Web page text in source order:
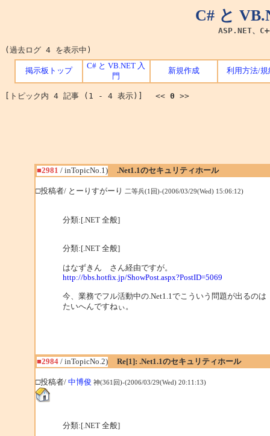
C# と
ASP.NET、
(過去ログ 4 を表示中)
掲示板トップ
C# と VB.NET 入
門
新規作成 利用方法/規
[トピック内 4 記事 (1 - 4 表示)] << 0 >>
■2981 / inTopicNo.1) .Net1.1のセキュリティホール
□投稿者/ とーりすがーり 二等兵(1回)-(2006/03/29(Wed) 15:06:12)
分類:[.NET 全般]
分類:[.NET 全般]
はなずきん さん経由ですが。
http://bbs.hotfix.jp/ShowPost.aspx?PostID=5069
今、業務でフル活動中の.Net1.1でこういう問題が出るのは
たいへんですねぃ。
■2984/ inTopicNo.2) Re[1]: .Net1.1のセキュリティホール
□投稿者/ 中博俊 神(361回)-(2006/03/29(Wed) 20:11:13)
分類:[.NET 全般]